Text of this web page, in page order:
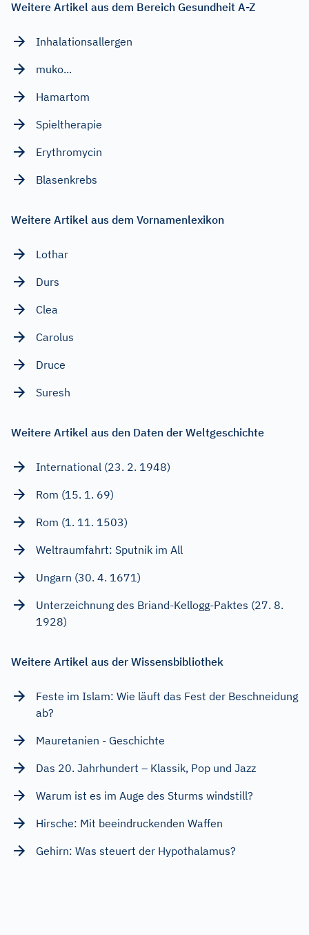
Weitere Artikel aus dem Bereich Gesundheit A-Z
Inhalationsallergen
muko...
Hamartom
Spieltherapie
Erythromycin
Blasenkrebs
Weitere Artikel aus dem Vornamenlexikon
Lothar
Durs
Clea
Carolus
Druce
Suresh
Weitere Artikel aus den Daten der Weltgeschichte
International (23. 2. 1948)
Rom (15. 1. 69)
Rom (1. 11. 1503)
Weltraumfahrt: Sputnik im All
Ungarn (30. 4. 1671)
Unterzeichnung des Briand-Kellogg-Paktes (27. 8.
1928)
Weitere Artikel aus der Wissensbibliothek
Feste im Islam: Wie läuft das Fest der Beschneidung
ab?
Mauretanien - Geschichte
Das 20. Jahrhundert – Klassik, Pop und Jazz
Warum ist es im Auge des Sturms windstill?
Hirsche: Mit beeindruckenden Waffen
Gehirn: Was steuert der Hypothalamus?